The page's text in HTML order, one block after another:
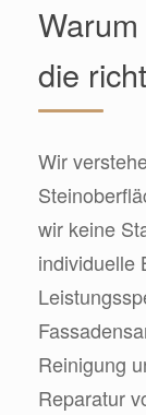
die
Wir
wir keine
individuelle
Reinigung
Reparatur